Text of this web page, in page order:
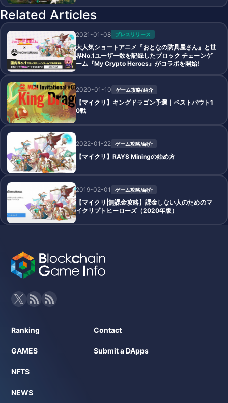
Related Articles
2021-01-08 プレスリリース
大人気ショートアニメ『おとなの防具屋さん』と世
界No.1ユーザー数を記録したブロック チェーンゲ
ーム『My Crypto Heroes』がコラボを開始!
2020-01-10 ゲーム攻略/紹介
【マイクリ】キングドラゴン予選｜ベストバウト1
0戦
2022-01-22 ゲーム攻略/紹介
【マイクリ】RAYS Miningの始め方
2019-02-01 ゲーム攻略/紹介
【マイクリ|無課金攻略】課金しない人のためのマ
イクリプトヒーローズ（2020年版）
Ranking
GAMES
NFTS
NEWS
Contact
Submit a DApps